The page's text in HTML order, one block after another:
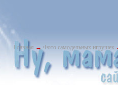
Главная → Фото самодельных игрушек